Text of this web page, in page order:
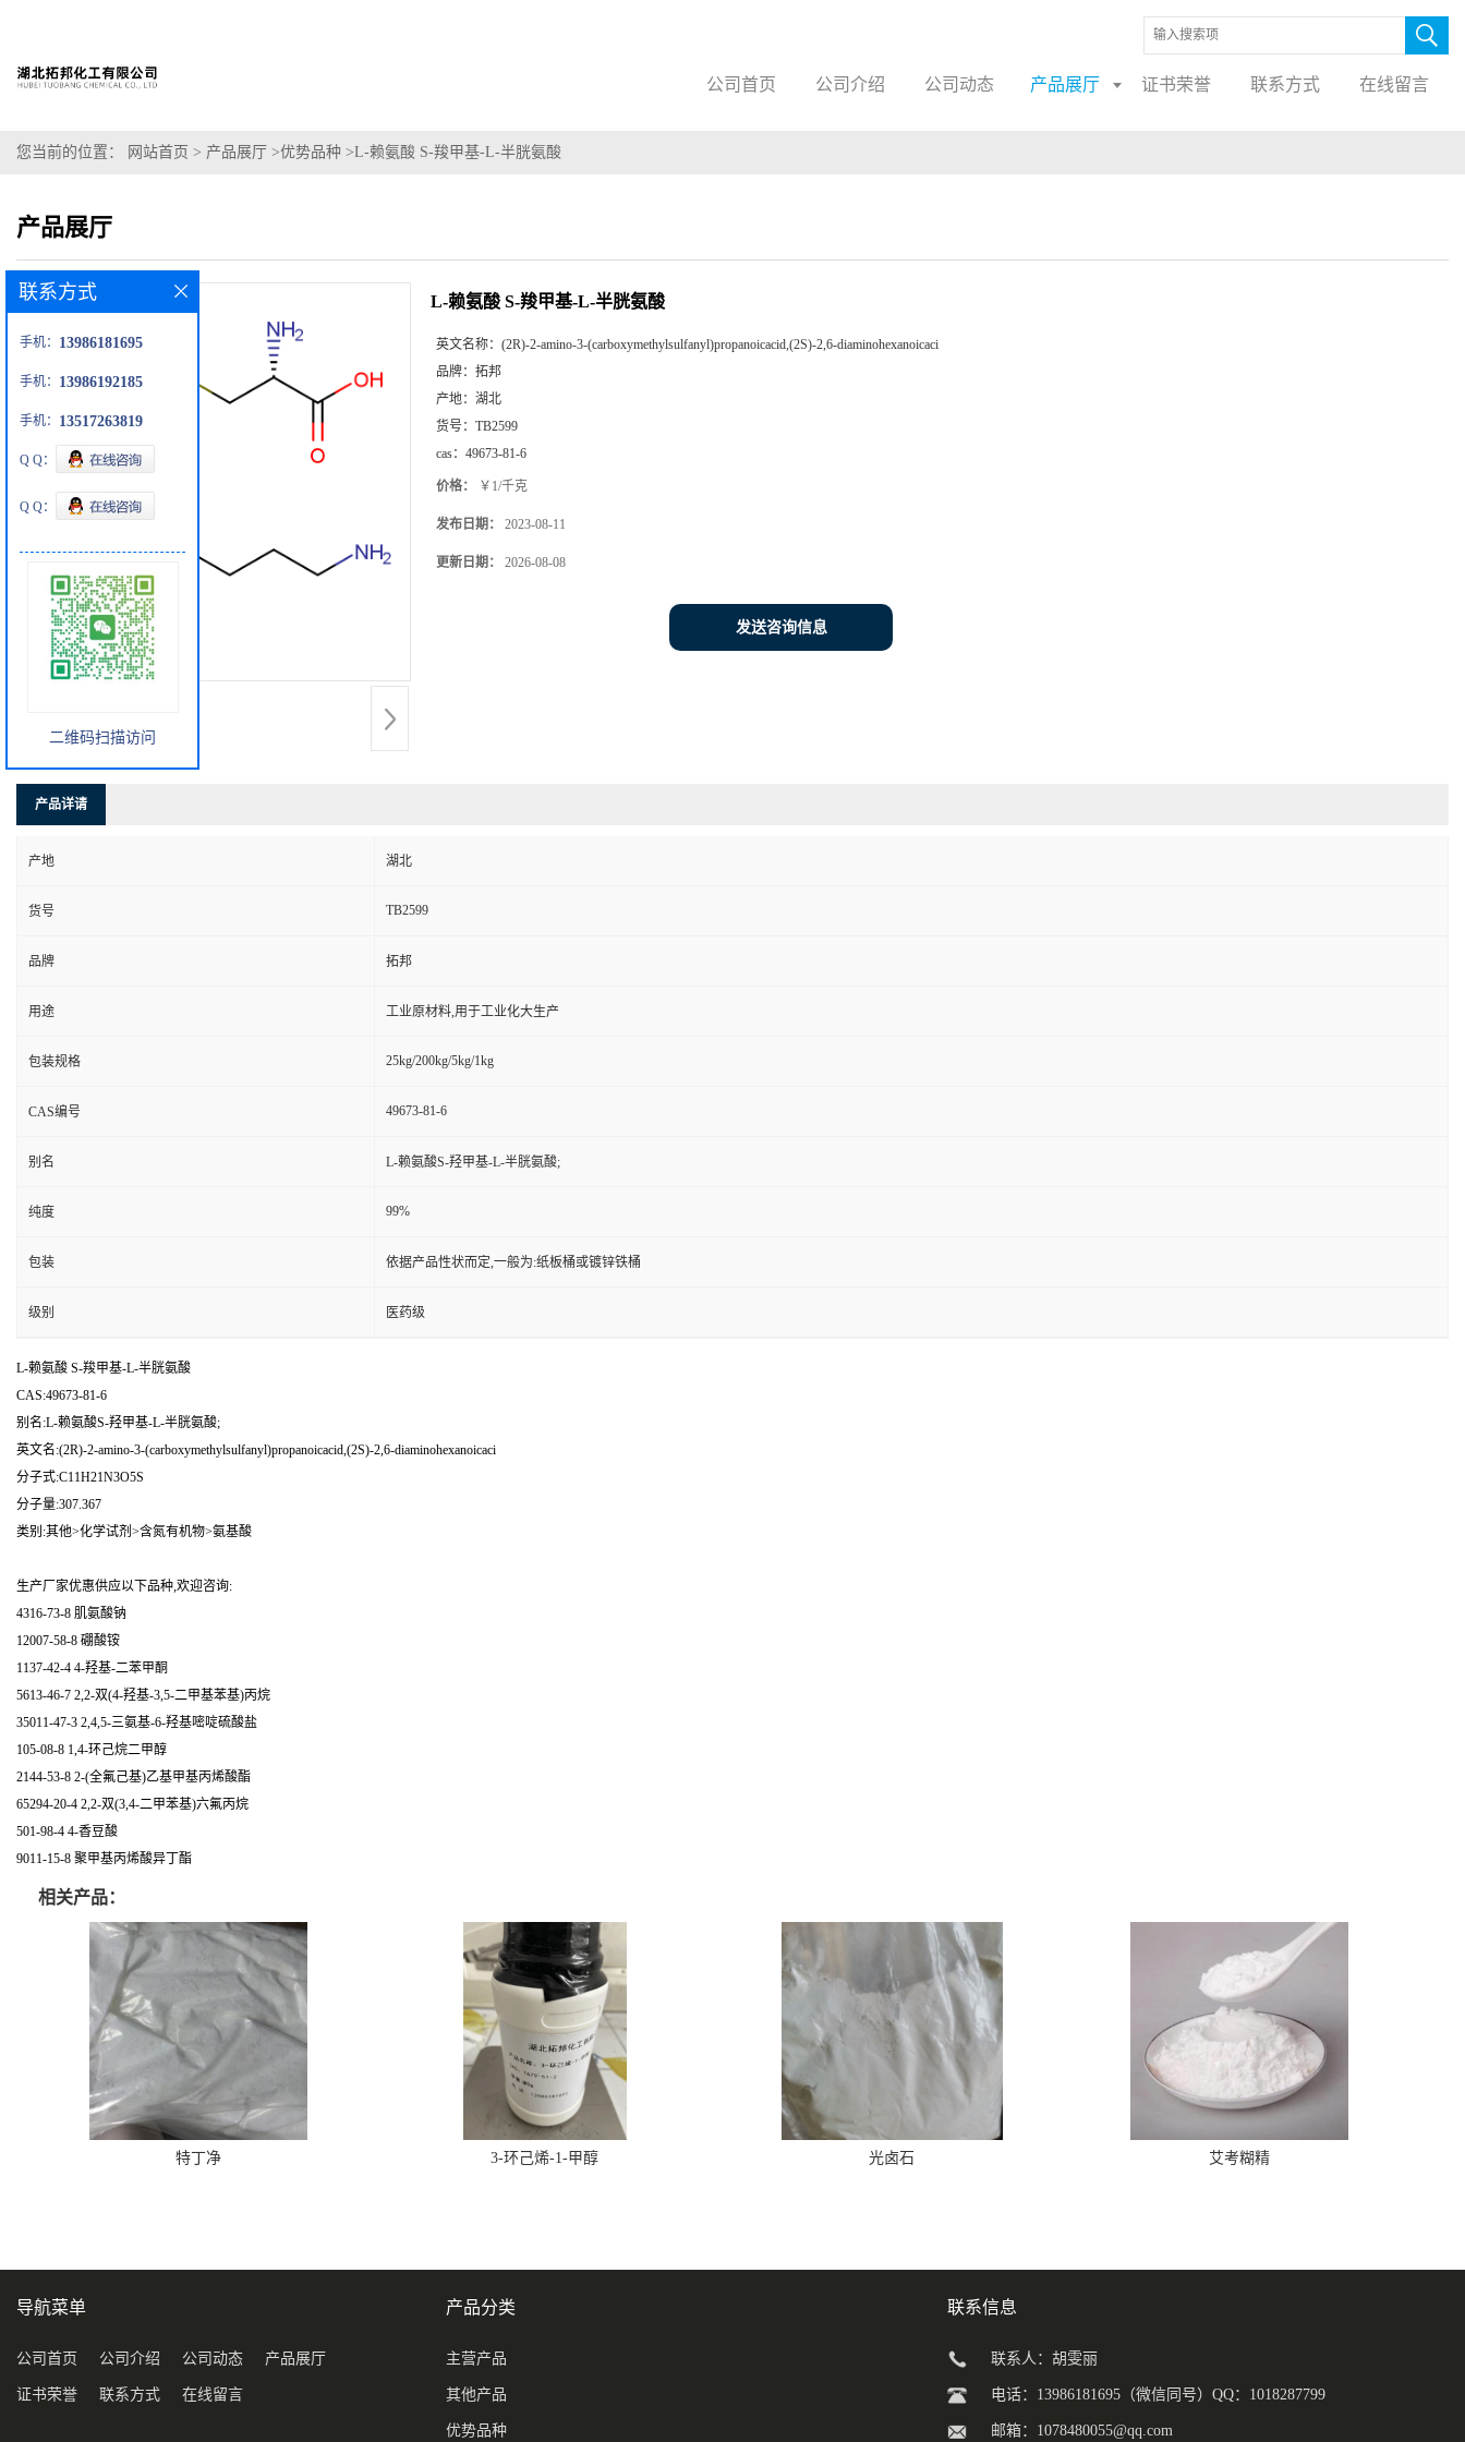
公司首页 公司介绍 公司动态 产品展厅 证书荣誉 联系方式 在线留言
您当前的位置： 网站首页 > 产品展厅 >优势品种 >L-赖氨酸 S-羧甲基-L-半胱氨酸
产品展厅
L-赖氨酸 S-羧甲基-L-半胱氨酸
英文名称： (2R)-2-amino-3-(carboxymethylsulfanyl)propanoicacid,(2S)-2,6-diaminohexanoicaci
品牌： 拓邦
产地： 湖北
货号： TB2599
cas： 49673-81-6
价格： ￥1/千克
发布日期： 2023-08-11
更新日期： 2026-08-08
发送咨询信息
产品详请
产地 湖北
货号 TB2599
品牌 拓邦
用途 工业原材料,用于工业化大生产
包装规格 25kg/200kg/5kg/1kg
CAS编号 49673-81-6
别名 L-赖氨酸S-羟甲基-L-半胱氨酸;
纯度 99%
包装 依据产品性状而定,一般为:纸板桶或镀锌铁桶
级别 医药级
L-赖氨酸 S-羧甲基-L-半胱氨酸
CAS:49673-81-6
别名:L-赖氨酸S-羟甲基-L-半胱氨酸;
英文名:(2R)-2-amino-3-(carboxymethylsulfanyl)propanoicacid,(2S)-2,6-diaminohexanoicaci
分子式:C11H21N3O5S
分子量:307.367
类别:其他>化学试剂>含氮有机物>氨基酸
生产厂家优惠供应以下品种,欢迎咨询:
4316-73-8 肌氨酸钠
12007-58-8 硼酸铵
1137-42-4 4-羟基-二苯甲酮
5613-46-7 2,2-双(4-羟基-3,5-二甲基苯基)丙烷
35011-47-3 2,4,5-三氨基-6-羟基嘧啶硫酸盐
105-08-8 1,4-环己烷二甲醇
2144-53-8 2-(全氟己基)乙基甲基丙烯酸酯
65294-20-4 2,2-双(3,4-二甲苯基)六氟丙烷
501-98-4 4-香豆酸
9011-15-8 聚甲基丙烯酸异丁酯
相关产品：
特丁净 3-环己烯-1-甲醇 光卤石 艾考糊精
联系方式
手机： 13986181695
手机： 13986192185
手机： 13517263819
Q Q：
Q Q：
二维码扫描访问
导航菜单
公司首页 公司介绍 公司动态 产品展厅
证书荣誉 联系方式 在线留言
产品分类
主营产品
其他产品
优势品种
联系信息
联系人：胡雯丽
电话：13986181695（微信同号）QQ：1018287799
邮箱： 1078480055@qq.com